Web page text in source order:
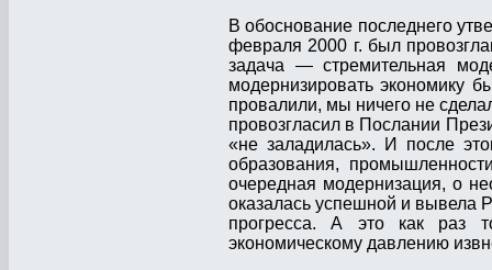
В обоснование последнего
февраля 2000 г. был
задача — стремительная
модернизировать экономику
провалили, мы ничего не
провозгласил в Послании
«не заладилась». И после
образования,
очередная модернизация, о
оказалась успешной и вывела
прогресса. А это как раз
экономическому давлению